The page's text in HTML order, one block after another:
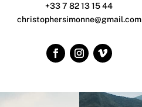
+33 7 82 13 15 44
christophersimonne@gmail.com